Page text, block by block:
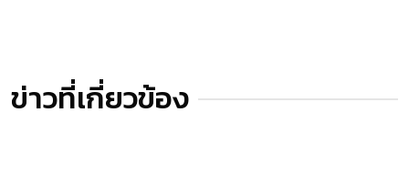
ข่าวที่เกี่ยวข้อง